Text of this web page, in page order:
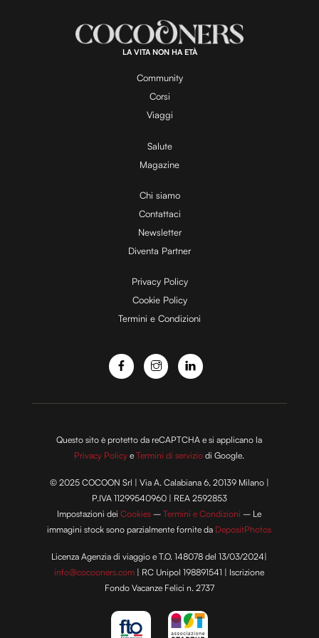
a
y
V
i
d
e
o
:
1
0
0
.
0
LA VITA NON HA ETÀ
Community
Corsi
Viaggi
Salute
Magazine
Chi siamo
Contattaci
Newsletter
Diventa Partner
Privacy Policy
Cookie Policy
Termini e Condizioni
Questo sito è protetto da reCAPTCHA e si applicano la
Privacy Policy eTermini di servizio di Google.
© 2025 COCOON Srl | Via A. Calabiana 6, 20139 Milano |
P.IVA 11299540960 | REA 2592853
Impostazioni deiCookies –Termini e Condizioni – Le
immagini stock sono parzialmente fornite da DepositPhotos
Licenza Agenzia di viaggio e T.O. 148078 del 13/03/2024|
info@cocooners.com | RC Unipol 198891541 | Iscrizione
Fondo Vacanze Felici n. 2737